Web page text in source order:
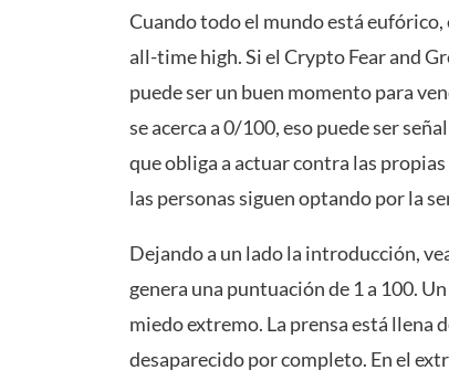
Cuando todo el mundo está
all-time high. Si el Crypto Fear and
puede ser un buen momento para
se acerca a 0/100, eso puede ser
que obliga a actuar contra las
las personas siguen optando por la
Dejando a un lado la introducción,
genera una puntuación de 1 a 100.
miedo extremo. La prensa está llena
desaparecido por completo. En el